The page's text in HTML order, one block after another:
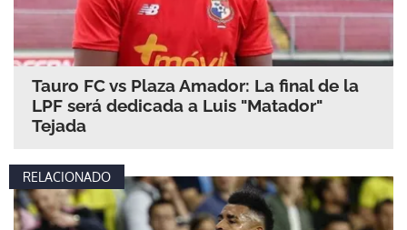
Tauro FC vs Plaza Amador: La final de la
LPF será dedicada a Luis "Matador"
Tejada
RELACIONADO